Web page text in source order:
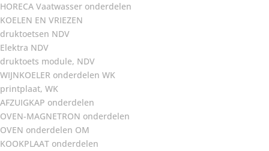
HORECA Vaatwasser onderdelen
KOELEN EN VRIEZEN
druktoetsen NDV
Elektra NDV
druktoets module, NDV
WIJNKOELER onderdelen WK
printplaat, WK
AFZUIGKAP onderdelen
OVEN-MAGNETRON onderdelen
OVEN onderdelen OM
KOOKPLAAT onderdelen